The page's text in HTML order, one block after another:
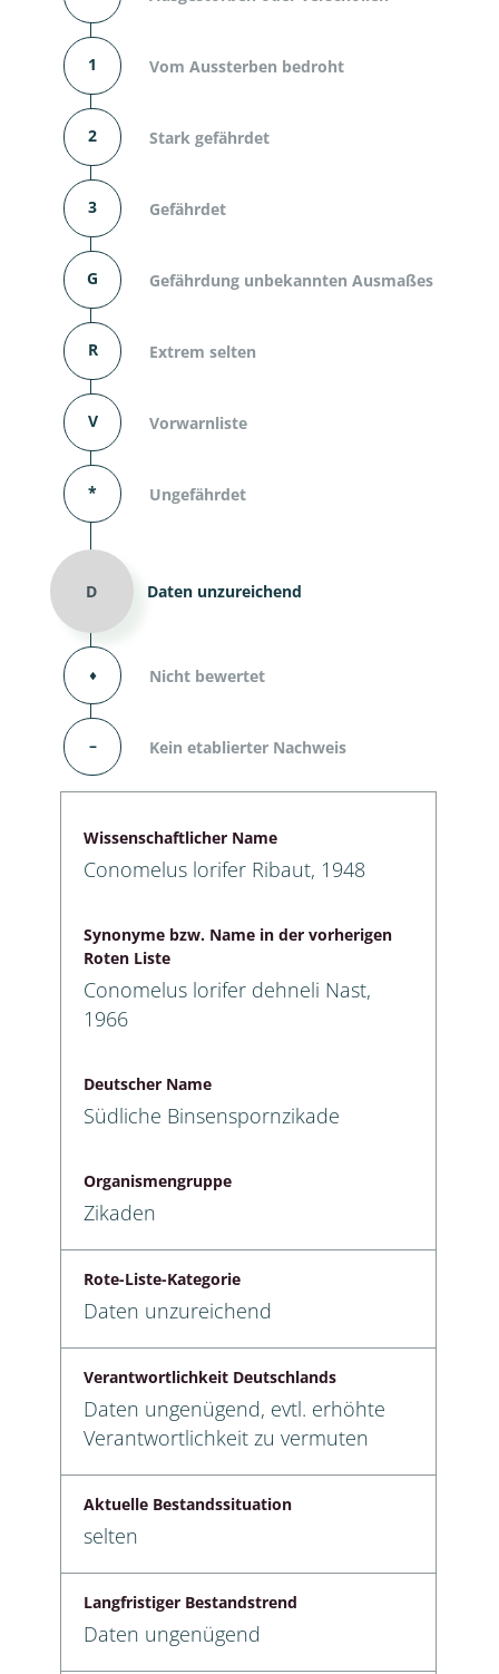
1 Vom Aussterben bedroht
2 Stark gefährdet
3 Gefährdet
G Gefährdung unbekannten Ausmaßes
R Extrem selten
V Vorwarnliste
* Ungefährdet
D Daten unzureichend
⬧ Nicht bewertet
– Kein etablierter Nachweis
Wissenschaftlicher Name
Conomelus lorifer Ribaut, 1948
Synonyme bzw. Name in der vorherigen
Roten Liste
Conomelus lorifer dehneli Nast,
1966
Deutscher Name
Südliche Binsenspornzikade
Organismengruppe
Zikaden
Rote-Liste-Kategorie
Daten unzureichend
Verantwortlichkeit Deutschlands
Daten ungenügend, evtl. erhöhte
Verantwortlichkeit zu vermuten
Aktuelle Bestandssituation
selten
Langfristiger Bestandstrend
Daten ungenügend